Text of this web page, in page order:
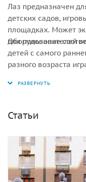
Лаз предназначен
детских садов,
площадках. Может
для пользователей
Оборудование
детей с самого
разного возраста
Статьи